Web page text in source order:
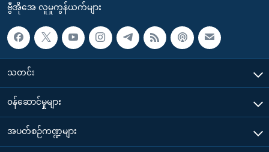
ဗွီအိုအေ လူမှုကွန်ယက်များ
သတင်း
၀န်ဆောင်မှုများ
အပတ်စဉ်ကဏ္ဍများ